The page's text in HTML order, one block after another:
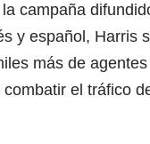
campaña
y español, Harris
más de
el tráfico